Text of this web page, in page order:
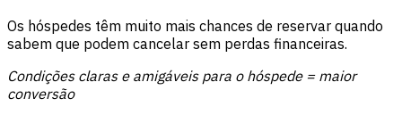
Os hóspedes têm muito mais chances de reservar quando
sabem que podem cancelar sem perdas financeiras.
Condições claras e amigáveis para o hóspede = maior
conversão